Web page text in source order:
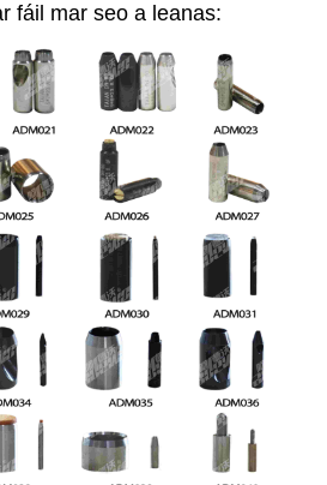
fáil mar seo a leanas: